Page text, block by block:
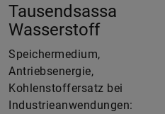
Tausendsassa
Wasserstoff
Speichermedium,
Antriebsenergie,
Kohlenstoffersatz bei
Industrieanwendungen: